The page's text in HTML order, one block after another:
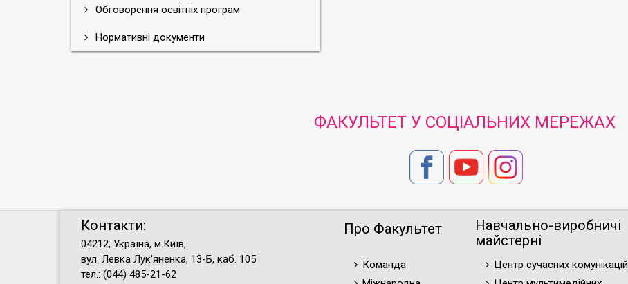
Обговорення освітніх програм
Нормативні документи
ФАКУЛЬТЕТ У СОЦІАЛЬНИХ МЕРЕЖАХ
Контакти:
04212, Україна, м.Київ,
вул. Левка Лук'яненка, 13-Б, каб. 105
тел.: (044) 485-21-62
Про Факультет
Команда
Навчально-виробничі
майстерні
Центр сучасних комунікацій